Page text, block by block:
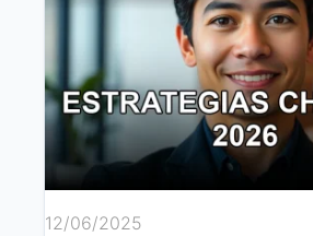
12/06/2025